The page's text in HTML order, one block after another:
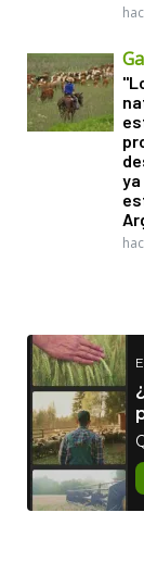
ya